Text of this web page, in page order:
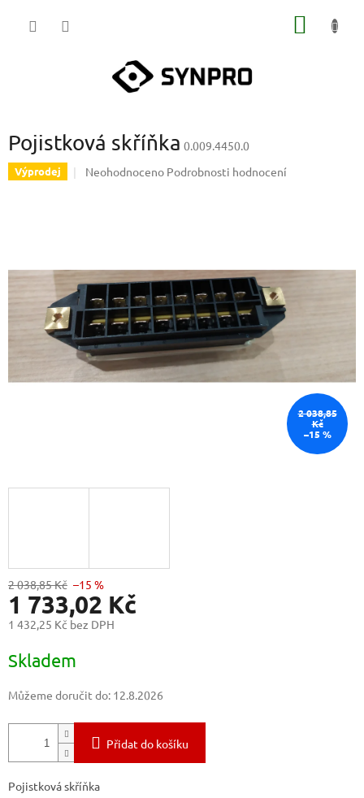
Pojistková skříňka 0.009.4450.0
Výprodej
Průměrné
hvězdiček.
Neohodnoceno Podrobnosti hodnocení
2 038,85
Kč
–15 %
2 038,85 Kč –15 %
1 733,02 Kč
1 432,25 Kč bez DPH
cena:
Skladem
Můžeme doručit do: 12.8.2026
Přidat do košíku
Pojistková skříňka